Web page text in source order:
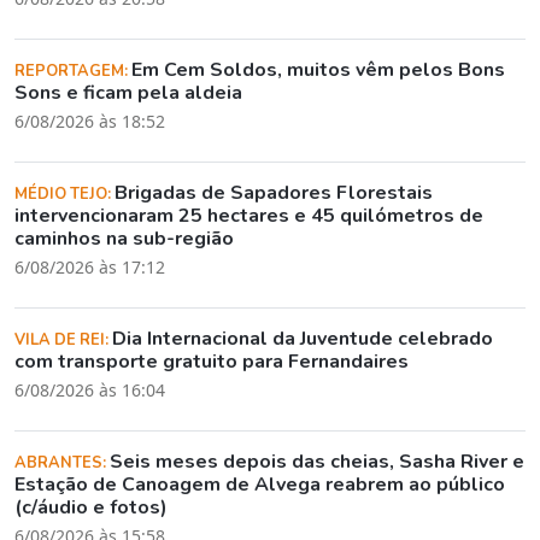
REPORTAGEM: Em Cem Soldos, muitos vêm pelos Bons
Sons e ficam pela aldeia
6/08/2026 às 18:52
MÉDIO TEJO: Brigadas de Sapadores Florestais
intervencionaram 25 hectares e 45 quilómetros de
caminhos na sub-região
6/08/2026 às 17:12
VILA DE REI: Dia Internacional da Juventude celebrado
com transporte gratuito para Fernandaires
6/08/2026 às 16:04
ABRANTES: Seis meses depois das cheias, Sasha River e
Estação de Canoagem de Alvega reabrem ao público
(c/áudio e fotos)